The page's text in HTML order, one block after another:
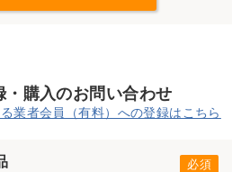
・購入のお問い合わせ
業者会員（有料）への登録はこちら